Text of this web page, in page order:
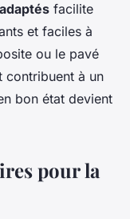
facilite
et faciles à
ou le pavé
contribuent à un
bon état devient
pour la